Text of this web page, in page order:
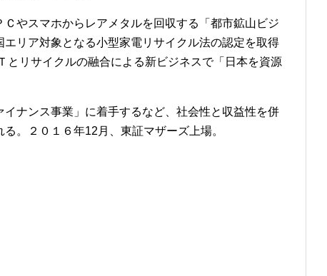
やスマホからレアメタルを回収する「都市鉱山ビジ
リア対象となる小型家電リサイクル法の認定を取得
とリサイクルの融合による新ビジネスで「日本を資源
ナンス事業」に着手するなど、社会性と収益性を併
。２０１６年12月、東証マザーズ上場。